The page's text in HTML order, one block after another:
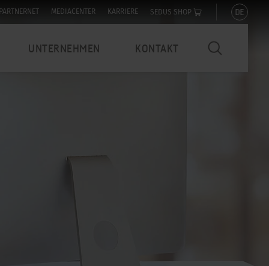
MEDIACENTER KARRIERE SEDUS SHOP DE
UNTERNEHMEN KONTAKT